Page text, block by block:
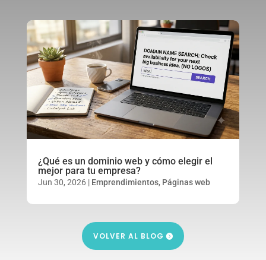
¿Qué es un dominio web y cómo elegir el
mejor para tu empresa?
Jun 30, 2026| Emprendimientos, Páginas web
VOLVER AL BLOG